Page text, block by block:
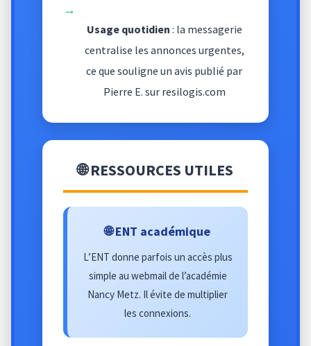
→
Usage quotidien : la messagerie
centralise les annonces urgentes,
ce que souligne un avis publié par
Pierre E. sur resilogis.com
🌐 RESSOURCES UTILES
🌐 ENT académique
L’ENT donne parfois un accès plus
simple au webmail de l’académie
Nancy Metz. Il évite de multiplier
les connexions.